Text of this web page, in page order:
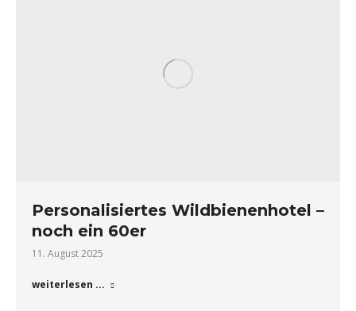
Personalisiertes Wildbienenhotel –
noch ein 60er
11. August 2025
weiterlesen ...